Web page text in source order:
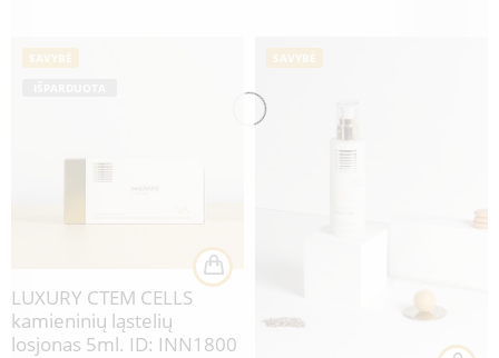
SAVYBĖ
LUXURY CTEM CELLS
kamieninių ląstelių
losjonas 5ml. ID: INN1800
SAVYBĖ